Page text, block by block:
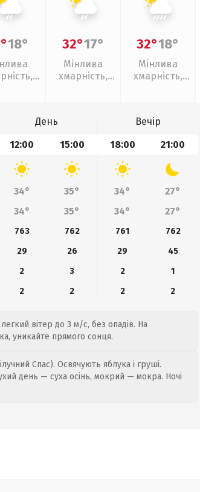
18° 32°17°
Мінлива
хмарність,
32°18°
Мінлива
хмарність,
День
Вечір
12:00 15:00 18:00 21:00
34° 35° 34°
27°
34° 35° 34° 27°
763 762 761
762
29 26 29
45
2 3 2
1
2 2 2 2
вітер до 3 м/с, без опадів. На
уникайте прямого сонця.
Спас). Освячують яблука і груші.
день — суха осінь, мокрий — мокра. Ночі